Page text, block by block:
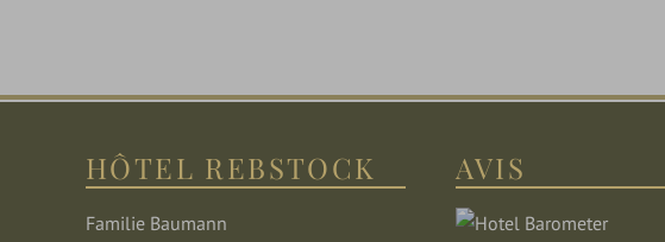
HÔTEL REBSTOCK
Familie Baumann
AVIS